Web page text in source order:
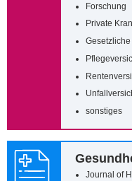
Forschung
Private
sonstiges
Journal of